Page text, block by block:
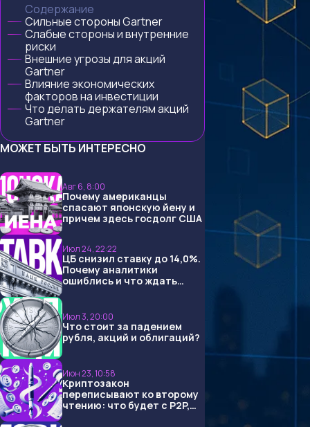
Содержание
Сильные стороны Gartner
Слабые стороны и внутренние
риски
Внешние угрозы для акций
Gartner
Влияние экономических
факторов на инвестиции
Что делать держателям акций
Gartner
МОЖЕТ БЫТЬ ИНТЕРЕСНО
Авг 6, 8:00
Почему американцы
спасают японскую йену и
причем здесь госдолг США
Июл 24, 22:22
ЦБ снизил ставку до 14,0%.
Почему аналитики
ошиблись и что ждать
Июл 3, 20:00
Что стоит за падением
рубля, акций и облигаций?
Июн 23, 10:58
Криптозакон
переписывают ко второму
чтению: что будет с P2P,